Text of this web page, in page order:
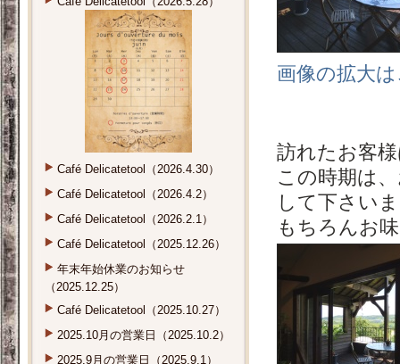
Café Delicatetool（2026.4.30）
Café Delicatetool（2026.4.2）
Café Delicatetool（2026.2.1）
Café Delicatetool（2025.12.26）
年末年始休業のお知らせ
（2025.12.25）
Café Delicatetool（2025.10.27）
2025.10月の営業日（2025.10.2）
2025.9月の営業日（2025.9.1）
画像の拡大
訪れたお客
この時期は
して下さい
もちろんお